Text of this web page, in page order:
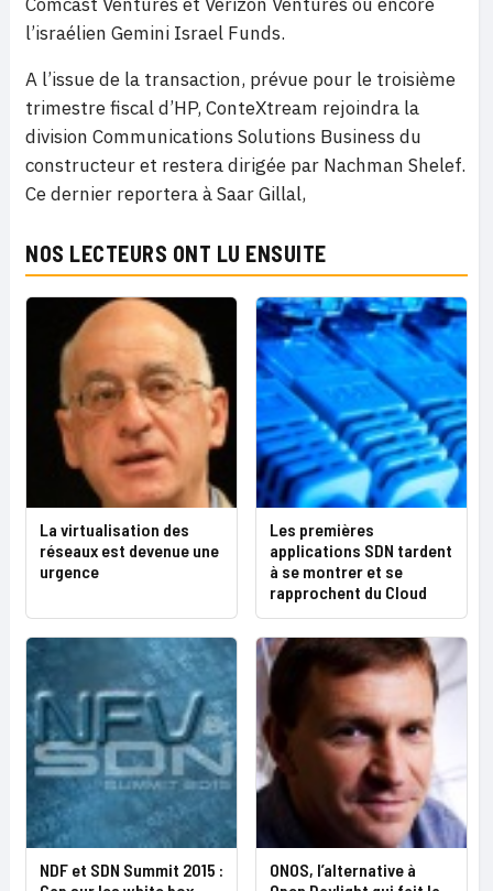
l’israélien Gemini Israel Funds.
A l’issue de la transaction, prévue pour le troisième
trimestre fiscal d’HP, ConteXtream rejoindra la
division Communications Solutions Business du
constructeur et restera dirigée par Nachman Shelef.
Ce dernier reportera à Saar Gillal,
NOS LECTEURS ONT LU ENSUITE
La virtualisation des
réseaux est devenue une
urgence
Les premières
applications SDN tardent
à se montrer et se
rapprochent du Cloud
NDF et SDN Summit 2015 :
ONOS, l’alternative à